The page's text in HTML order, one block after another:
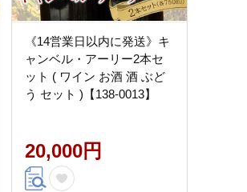
《14営業日以内に発送》キ
ャンベル・アーリー2本セ
ット ( ワイン お酒 酒 ぶど
う セット )【138-0013】
20,000円